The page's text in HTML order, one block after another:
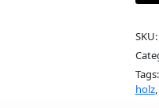
SKU:
Tags:
holz,